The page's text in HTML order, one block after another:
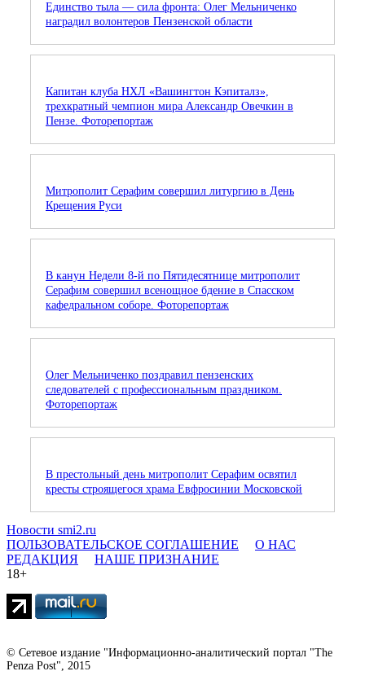
Единство тыла — сила фронта: Олег Мельниченко
наградил волонтеров Пензенской области
Капитан клуба НХЛ «Вашингтон Кэпиталз»,
трехкратный чемпион мира Александр Овечкин в
Пензе. Фоторепортаж
Митрополит Серафим совершил литургию в День
Крещения Руси
В канун Недели 8-й по Пятидесятнице митрополит
Серафим совершил всенощное бдение в Спасском
кафедральном соборе. Фоторепортаж
Олег Мельниченко поздравил пензенских
следователей с профессиональным праздником.
Фоторепортаж
В престольный день митрополит Серафим освятил
кресты строящегося храма Евфросинии Московской
Новости smi2.ru
ПОЛЬЗОВАТЕЛЬСКОЕ СОГЛАШЕНИЕ
О НАС
РЕДАКЦИЯ
НАШЕ ПРИЗНАНИЕ
18+
© Сетевое издание "Информационно-аналитический портал "The
Penza Post", 2015